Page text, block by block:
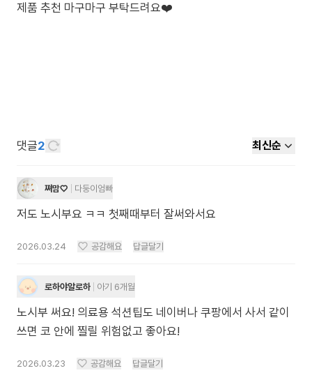
제품 추천 마구마구 부탁드려요❤️
댓글2 최신순
쪄맘♡ 다둥이엄빠
저도 노시부요 ㅋㅋ 첫째때부터 잘써와서요
2026.03.24 공감해요 답글달기
로하야알로하 아기 6개월
노시부 써요! 의료용 석션팁도 네이버나 쿠팡에서 사서 같이
쓰면 코 안에 찔릴 위험없고 좋아요!
2026.03.23 공감해요 답글달기